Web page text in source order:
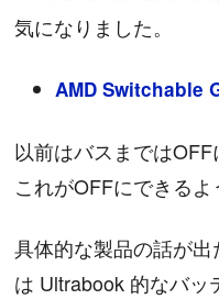
気になりました。
AMD Switchable
以前はバスまではOFF
これがOFFにできるよ
具体的な製品の話が
は Ultrabook 的なバ